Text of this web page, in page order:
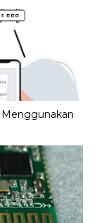
Menggunakan